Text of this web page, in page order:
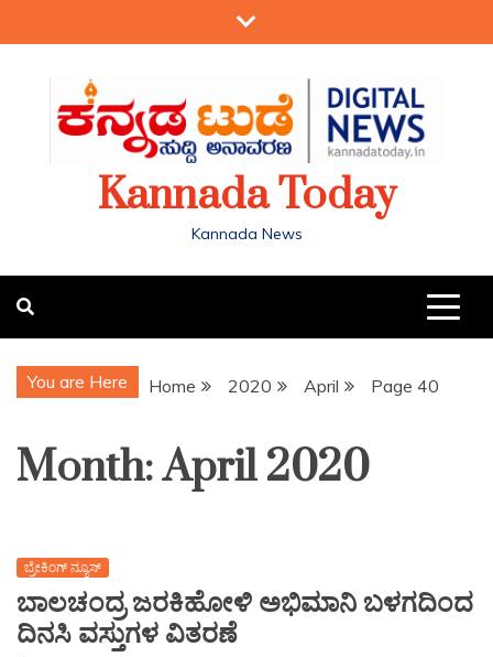
Kannada Today
Kannada News
You are Here Home 2020 April Page 40
Month:April 2020
ಬ್ರೇಕಿಂಗ್ ನ್ಯೂಸ್
ಬಾಲಚಂದ್ರ ಜರಕಿಹೋಳಿ ಅಭಿಮಾನಿ ಬಳಗದಿಂದ
ದಿನಸಿ ವಸ್ತುಗಳ ವಿತರಣೆ